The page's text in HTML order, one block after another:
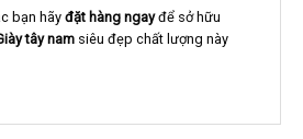
bạn hãy đặt hàng ngayđể sở hữu
tây nam siêu đẹp chất lượng này